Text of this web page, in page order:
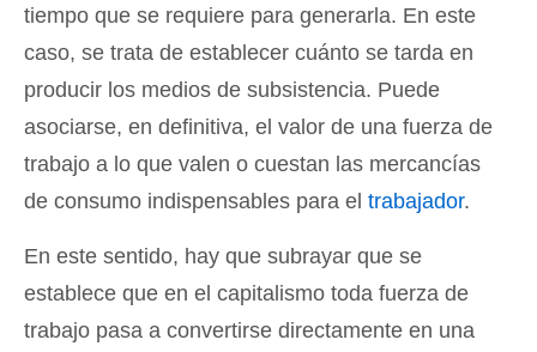
tiempo que se requiere para generarla. En este
caso, se trata de establecer cuánto se tarda en
producir los medios de subsistencia. Puede
asociarse, en definitiva, el valor de una fuerza de
trabajo a lo que valen o cuestan las mercancías
de consumo indispensables para el trabajador.
En este sentido, hay que subrayar que se
establece que en el capitalismo toda fuerza de
trabajo pasa a convertirse directamente en una